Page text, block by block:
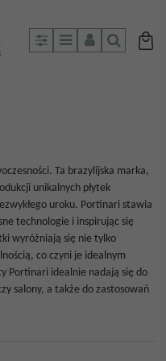
PanelMenuPanelSzukaj
Ta brazylijska marka,
unikalnych płytek
uroku. Portinari stawia
technologie i inspirując się
wyróżniają się nie tylko
co czyni je idealnym
Portinari idealnie nadają się do
salony, a także do zastosowań